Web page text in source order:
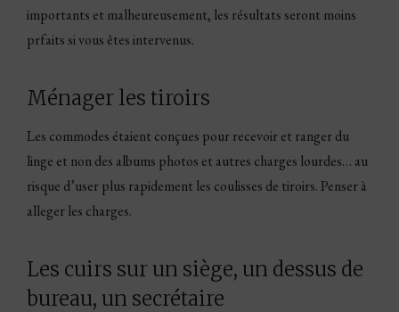
importants et malheureusement, les résultats seront moins
prfaits si vous êtes intervenus.
Ménager les tiroirs
Les commodes étaient conçues pour recevoir et ranger du
linge et non des albums photos et autres charges lourdes… au
risque d’user plus rapidement les coulisses de tiroirs. Penser à
alleger les charges.
Les cuirs sur un siège, un dessus de
bureau, un secrétaire